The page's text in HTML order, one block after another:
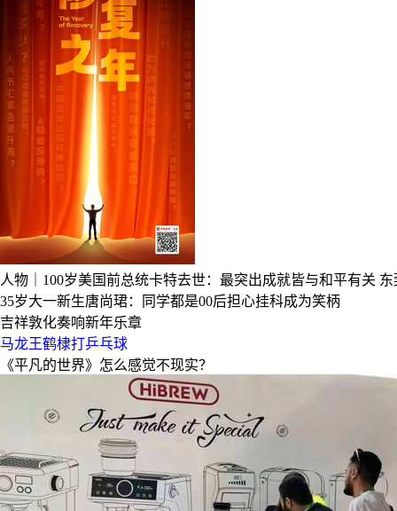
人物｜100岁美国前总统卡特去世：最突出成就皆与和平有关 东
35岁大一新生唐尚珺：同学都是00后担心挂科成为笑柄
吉祥敦化奏响新年乐章
马龙王鹤棣打乒乓球
《平凡的世界》怎么感觉不现实？